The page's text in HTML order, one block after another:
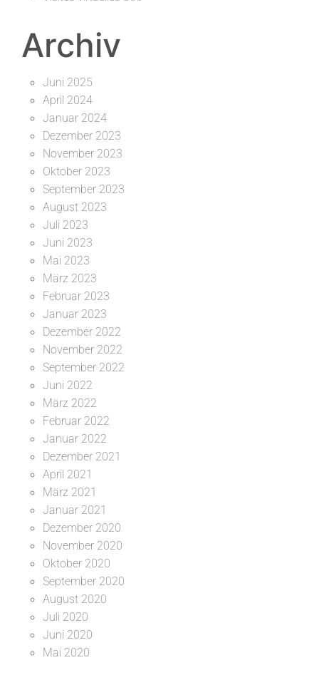
Archiv
Juni 2025
April 2024
Januar 2024
Dezember 2023
November 2023
Oktober 2023
September 2023
August 2023
Juli 2023
Juni 2023
Mai 2023
März 2023
Februar 2023
Januar 2023
Dezember 2022
November 2022
September 2022
Juni 2022
März 2022
Februar 2022
Januar 2022
Dezember 2021
April 2021
März 2021
Januar 2021
Dezember 2020
November 2020
Oktober 2020
September 2020
August 2020
Juli 2020
Juni 2020
Mai 2020